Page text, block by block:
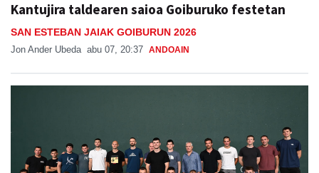
Kantujira taldearen saioa Goiburuko festetan
SAN ESTEBAN JAIAK GOIBURUN 2026
Jon Ander Ubeda abu 07, 20:37 ANDOAIN